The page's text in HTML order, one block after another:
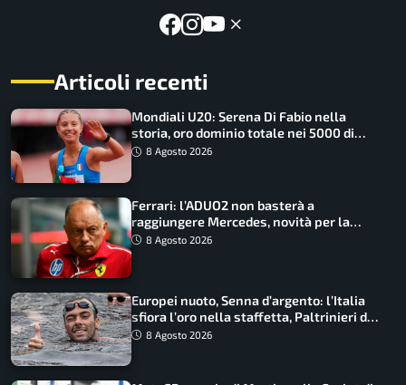
Articoli recenti
Mondiali U20: Serena Di Fabio nella
storia, oro dominio totale nei 5000 di
marcia
8 Agosto 2026
Ferrari: l’ADUO2 non basterà a
raggiungere Mercedes, novità per la
Macarena
8 Agosto 2026
Europei nuoto, Senna d’argento: l’Italia
sfiora l’oro nella staffetta, Paltrinieri da
urlo, il bilancio azzurro
8 Agosto 2026